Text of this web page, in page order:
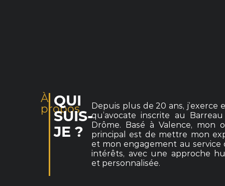
À
propos
QUI
SUIS-
JE ?
Depuis plus de 20 ans, j’exerce
qu’avocate inscrite au
Drôme. Basé à Valence, mon
principal est de mettre mon
et mon engagement au service
intérêts, avec une approche
et personnalisée.